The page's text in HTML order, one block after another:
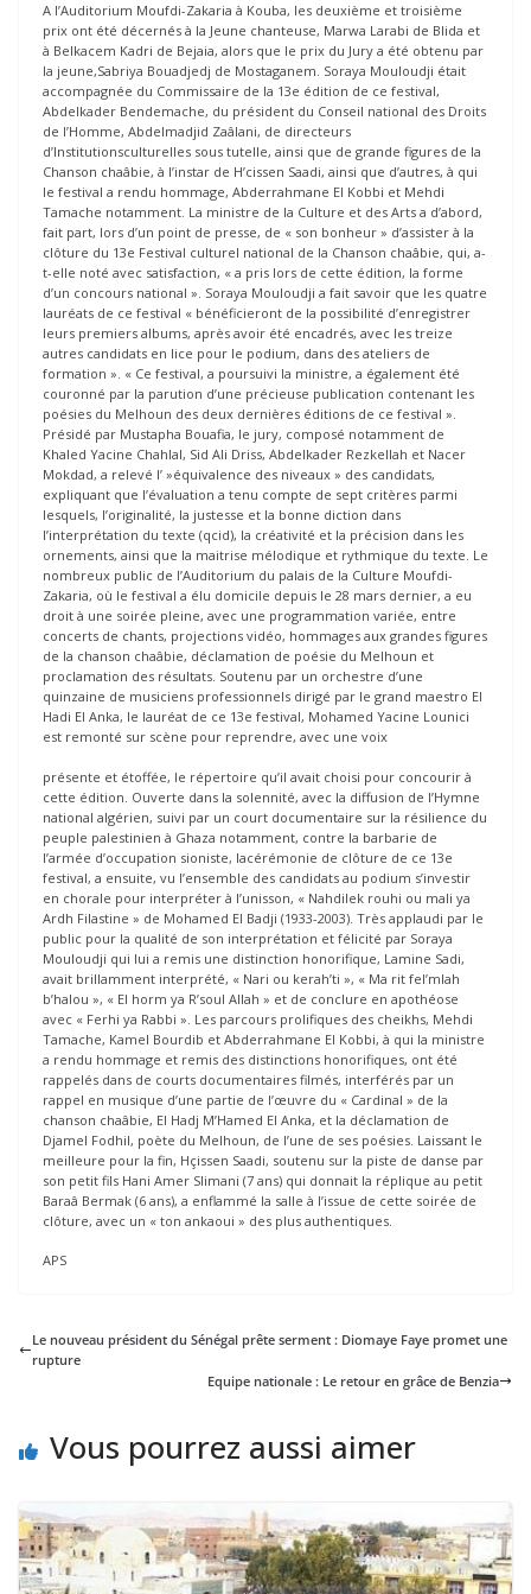
A l’Auditorium Moufdi-Zakaria à Kouba, les deuxième et troisième
prix ont été décernés à la Jeune chanteuse, Marwa Larabi de Blida et
à Belkacem Kadri de Bejaia, alors que le prix du Jury a été obtenu par
la jeune,Sabriya Bouadjedj de Mostaganem. Soraya Mouloudji était
accompagnée du Commissaire de la 13e édition de ce festival,
Abdelkader Bendemache, du président du Conseil national des Droits
de l’Homme, Abdelmadjid Zaâlani, de directeurs
d’Institutionsculturelles sous tutelle, ainsi que de grande figures de la
Chanson chaâbie, à l’instar de H’cissen Saadi, ainsi que d’autres, à qui
le festival a rendu hommage, Abderrahmane El Kobbi et Mehdi
Tamache notamment. La ministre de la Culture et des Arts a d’abord,
fait part, lors d’un point de presse, de « son bonheur » d’assister à la
clôture du 13e Festival culturel national de la Chanson chaâbie, qui, a-
t-elle noté avec satisfaction, « a pris lors de cette édition, la forme
d’un concours national ». Soraya Mouloudji a fait savoir que les quatre
lauréats de ce festival « bénéficieront de la possibilité d’enregistrer
leurs premiers albums, après avoir été encadrés, avec les treize
autres candidats en lice pour le podium, dans des ateliers de
formation ». « Ce festival, a poursuivi la ministre, a également été
couronné par la parution d’une précieuse publication contenant les
poésies du Melhoun des deux dernières éditions de ce festival ».
Présidé par Mustapha Bouafia, le jury, composé notamment de
Khaled Yacine Chahlal, Sid Ali Driss, Abdelkader Rezkellah et Nacer
Mokdad, a relevé l’ »équivalence des niveaux » des candidats,
expliquant que l’évaluation a tenu compte de sept critères parmi
lesquels, l’originalité, la justesse et la bonne diction dans
l’interprétation du texte (qcid), la créativité et la précision dans les
ornements, ainsi que la maitrise mélodique et rythmique du texte. Le
nombreux public de l’Auditorium du palais de la Culture Moufdi-
Zakaria, où le festival a élu domicile depuis le 28 mars dernier, a eu
droit à une soirée pleine, avec une programmation variée, entre
concerts de chants, projections vidéo, hommages aux grandes figures
de la chanson chaâbie, déclamation de poésie du Melhoun et
proclamation des résultats. Soutenu par un orchestre d’une
quinzaine de musiciens professionnels dirigé par le grand maestro El
Hadi El Anka, le lauréat de ce 13e festival, Mohamed Yacine Lounici
est remonté sur scène pour reprendre, avec une voix
présente et étoffée, le répertoire qu’il avait choisi pour concourir à
cette édition. Ouverte dans la solennité, avec la diffusion de l’Hymne
national algérien, suivi par un court documentaire sur la résilience du
peuple palestinien à Ghaza notamment, contre la barbarie de
l’armée d’occupation sioniste, lacérémonie de clôture de ce 13e
festival, a ensuite, vu l’ensemble des candidats au podium s’investir
en chorale pour interpréter à l’unisson, « Nahdilek rouhi ou mali ya
Ardh Filastine » de Mohamed El Badji (1933-2003). Très applaudi par le
public pour la qualité de son interprétation et félicité par Soraya
Mouloudji qui lui a remis une distinction honorifique, Lamine Sadi,
avait brillamment interprété, « Nari ou kerah’ti », « Ma rit fel’mlah
b’halou », « El horm ya R’soul Allah » et de conclure en apothéose
avec « Ferhi ya Rabbi ». Les parcours prolifiques des cheikhs, Mehdi
Tamache, Kamel Bourdib et Abderrahmane El Kobbi, à qui la ministre
a rendu hommage et remis des distinctions honorifiques, ont été
rappelés dans de courts documentaires filmés, interférés par un
rappel en musique d’une partie de l’œuvre du « Cardinal » de la
chanson chaâbie, El Hadj M’Hamed El Anka, et la déclamation de
Djamel Fodhil, poète du Melhoun, de l’une de ses poésies. Laissant le
meilleure pour la fin, Hçissen Saadi, soutenu sur la piste de danse par
son petit fils Hani Amer Slimani (7 ans) qui donnait la réplique au petit
Baraâ Bermak (6 ans), a enflammé la salle à l’issue de cette soirée de
clôture, avec un « ton ankaoui » des plus authentiques.
APS
Le nouveau président du Sénégal prête serment : Diomaye Faye promet une
rupture
Equipe nationale : Le retour en grâce de Benzia
Vous pourrez aussi aimer